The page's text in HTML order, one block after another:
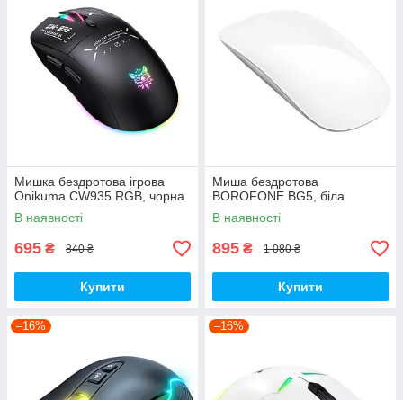
Мишка бездротова ігрова
Onikuma CW935 RGB, чорна
В наявності
695 ₴ 840 ₴
Купити
Миша бездротова
BOROFONE BG5, біла
В наявності
895 ₴ 1 080 ₴
Купити
–16% –16%